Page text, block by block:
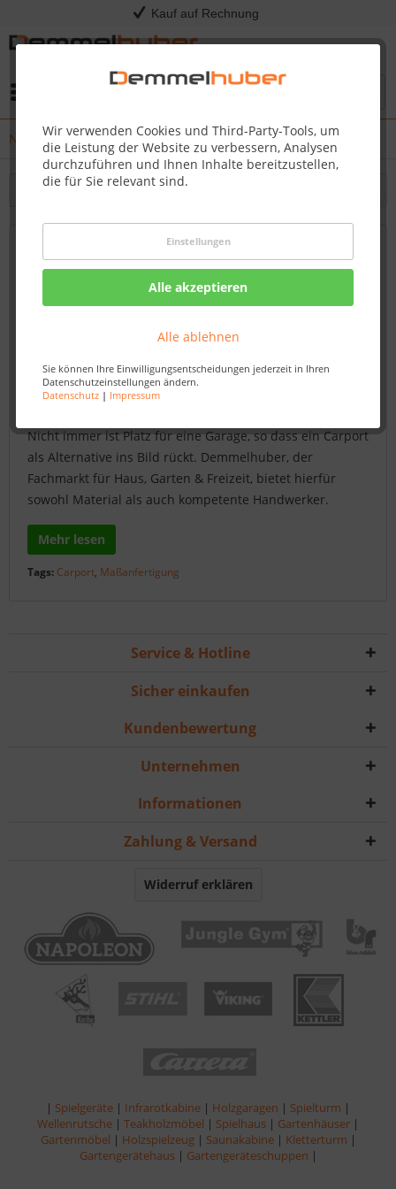
Kauf auf Rechnung
Wir verwenden Cookies und Third-Party-Tools, um
die Leistung der Website zu verbessern, Analysen
durchzuführen und Ihnen Inhalte bereitzustellen,
die für Sie relevant sind.
Einstellungen
Alle akzeptieren
Alle ablehnen
Sie können Ihre Einwilligungsentscheidungen jederzeit in Ihren
Datenschutzeinstellungen ändern.
Datenschutz| Impressum
News
Filtern
Carport Maßanfertigung in Waldheim
Nicht immer ist Platz für eine Garage, so dass ein Carport
als Alternative ins Bild rückt. Demmelhuber, der
Fachmarkt für Haus, Garten & Freizeit, bietet hierfür
sowohl Material als auch kompetente Handwerker.
Mehr lesen
Tags: Carport, Maßanfertigung
Service & Hotline
Sicher einkaufen
Kundenbewertung
Unternehmen
Informationen
Zahlung & Versand
Widerruf erklären
| Spielgeräte | Infrarotkabine | Holzgaragen | Spielturm |
Wellenrutsche | Teakholzmöbel | Spielhaus | Gartenhäuser |
Gartenmöbel | Holzspielzeug | Saunakabine | Kletterturm |
Gartengerätehaus | Gartengeräteschuppen |